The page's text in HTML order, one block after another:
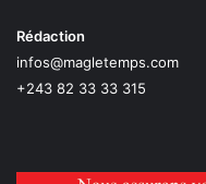
Rédaction
infos@magletemps.com
+243 82 33 33 315